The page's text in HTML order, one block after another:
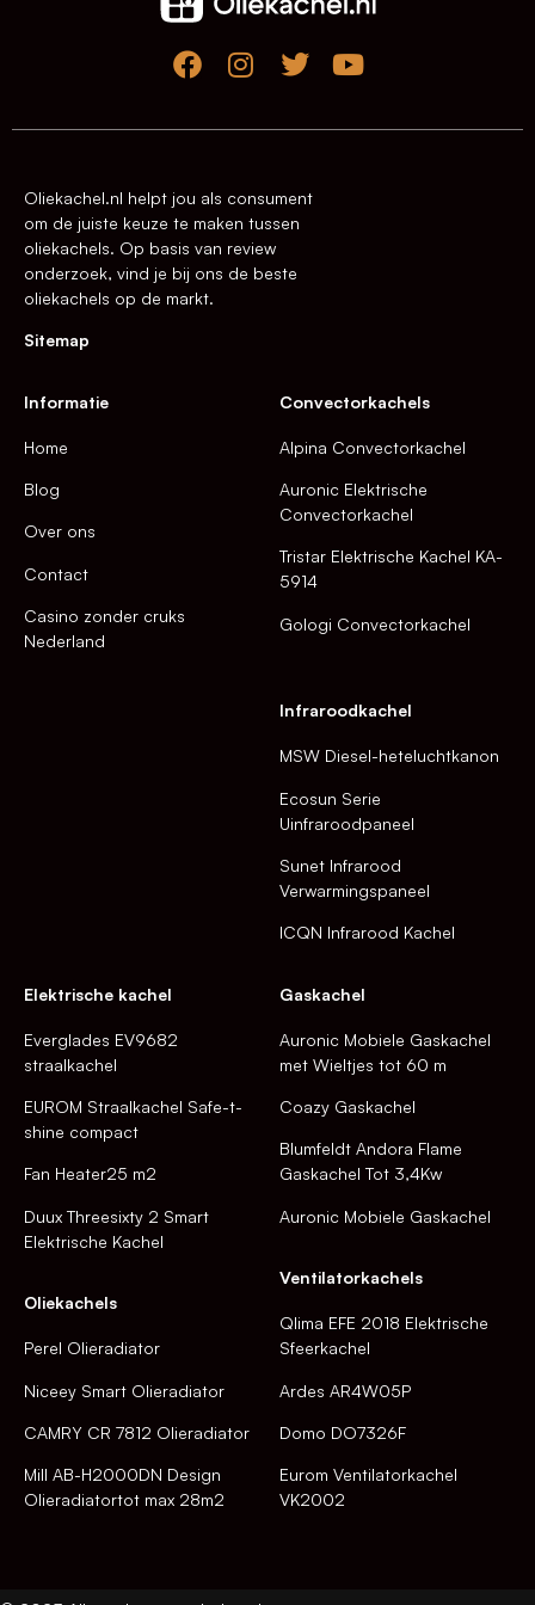
Oliekachel.nl helpt jou als consument
om de juiste keuze te maken tussen
oliekachels. Op basis van review
onderzoek, vind je bij ons de beste
oliekachels op de markt.
Sitemap
Informatie
Home
Blog
Over ons
Contact
Casino zonder cruks
Nederland
Convectorkachels
Alpina Convectorkachel
Auronic Elektrische
Convectorkachel
Tristar Elektrische Kachel KA-
5914
Gologi Convectorkachel
Infraroodkachel
MSW Diesel-heteluchtkanon
Ecosun Serie
Uinfraroodpaneel
Sunet Infrarood
Verwarmingspaneel
ICQN Infrarood Kachel
Elektrische kachel
Everglades EV9682
straalkachel
EUROM Straalkachel Safe-t-
shine compact
Fan Heater25 m2
Duux Threesixty 2 Smart
Elektrische Kachel
Oliekachels
Perel Olieradiator
Niceey Smart Olieradiator
CAMRY CR 7812 Olieradiator
Mill AB-H2000DN Design
Olieradiatortot max 28m2
Gaskachel
Auronic Mobiele Gaskachel
met Wieltjes tot 60 m
Coazy Gaskachel
Blumfeldt Andora Flame
Gaskachel Tot 3,4Kw
Auronic Mobiele Gaskachel
Ventilatorkachels
Qlima EFE 2018 Elektrische
Sfeerkachel
Ardes AR4W05P
Domo DO7326F
Eurom Ventilatorkachel
VK2002